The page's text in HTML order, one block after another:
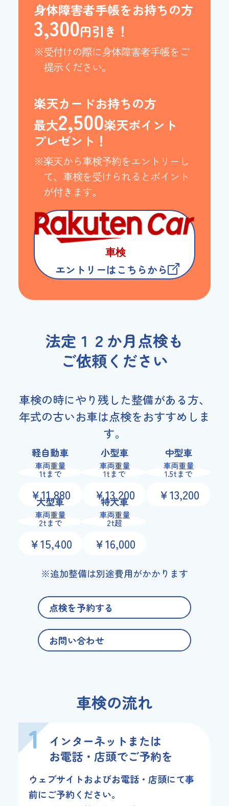
身体障害者手帳をお持ちの方
3,300円引き！
※受付けの際に身体障害者手帳をご
提示ください。
楽天カードお持ちの方
最大2,500楽天ポイント
プレゼント！
※楽天から車検予約をエントリーし
て、車検を受けられるとポイント
が付きます。
車検
エントリーはこちらから
法定１２か月点検も
ご依頼ください
車検の時にやり残した整備がある方、
年式の古いお車は点検をおすすめしま
す。
軽自動車
車両重量
1tまで
￥11,880
小型車
車両重量
1tまで
￥13,200
中型車
車両重量
1.5tまで
￥13,200
大型車
車両重量
2tまで
￥15,400
特大車
車両重量
2t超
￥16,000
※追加整備は別途費用がかかります
点検を予約する
お問い合わせ
車検の流れ
1
インターネットまたは
お電話・店頭でご予約を
ウェブサイトおよびお電話・店頭にて事
前にご予約ください。